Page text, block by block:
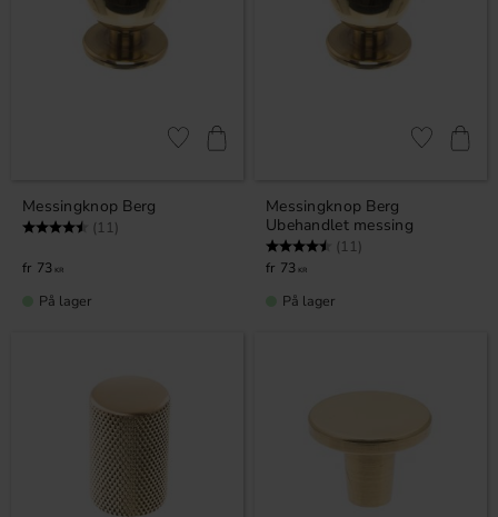
Messingknop Berg
Vurdering: (11)
73 KR
Gem som favorit
På lager
Messingknop Berg
Ubehandlet messing
Vurdering: (11)
73 KR
Gem som
På lager